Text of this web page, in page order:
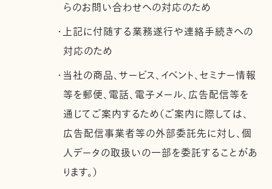
らのお問い合わせへの対応のため
・上記に付随する業務遂行や連絡手続きへの
対応のため
・当社の商品、サービス、イベント、セミナー情報
等を郵便、電話、電子メール、広告配信等を
通じてご案内するため（ご案内に際しては、
広告配信事業者等の外部委託先に対し、個
人データの取扱いの一部を委託することがあ
ります。）